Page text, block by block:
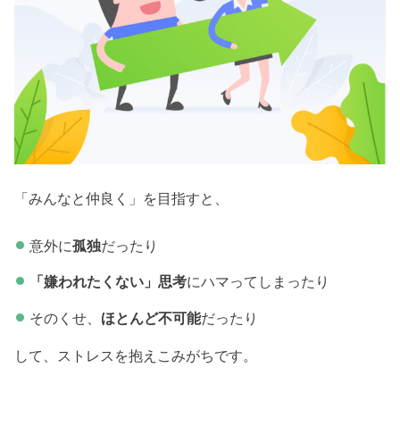
「みんなと仲良く」を目指すと、
意外に孤独だったり
「嫌われたくない」思考にハマってしまったり
そのくせ、 ほとんど不可能だったり
して、ストレスを抱えこみがちです。